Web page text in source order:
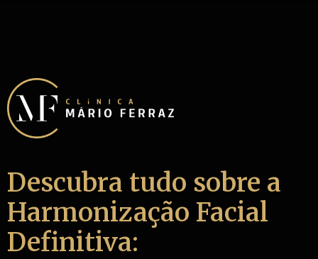
Descubra tudo sobre a
Harmonização Facial
Definitiva: